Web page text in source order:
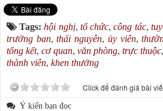
Tags:hội nghị, tổ chức,công tác,
trưởng ban,thái nguyên, ủy viên,
tổng kết, cơ quan, văn phòng, trực thuộc,
thành viên, khen thưởng
Click để đánh giá bài
Ý kiến bạn đọc